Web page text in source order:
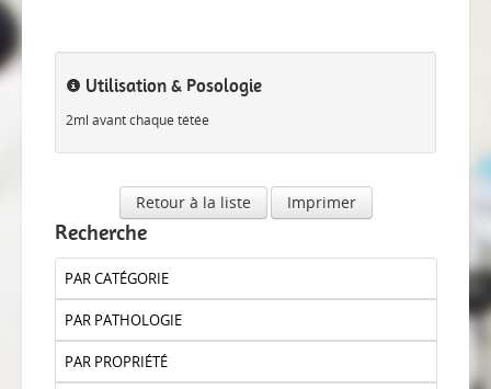
Utilisation & Posologie
2ml avant chaque tétée
Retour à la liste Imprimer
Recherche
PAR CATÉGORIE
PAR PATHOLOGIE
PAR PROPRIÉTÉ